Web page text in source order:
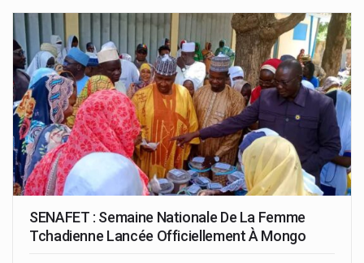
SENAFET : Semaine Nationale De La Femme
Tchadienne Lancée Officiellement À Mongo